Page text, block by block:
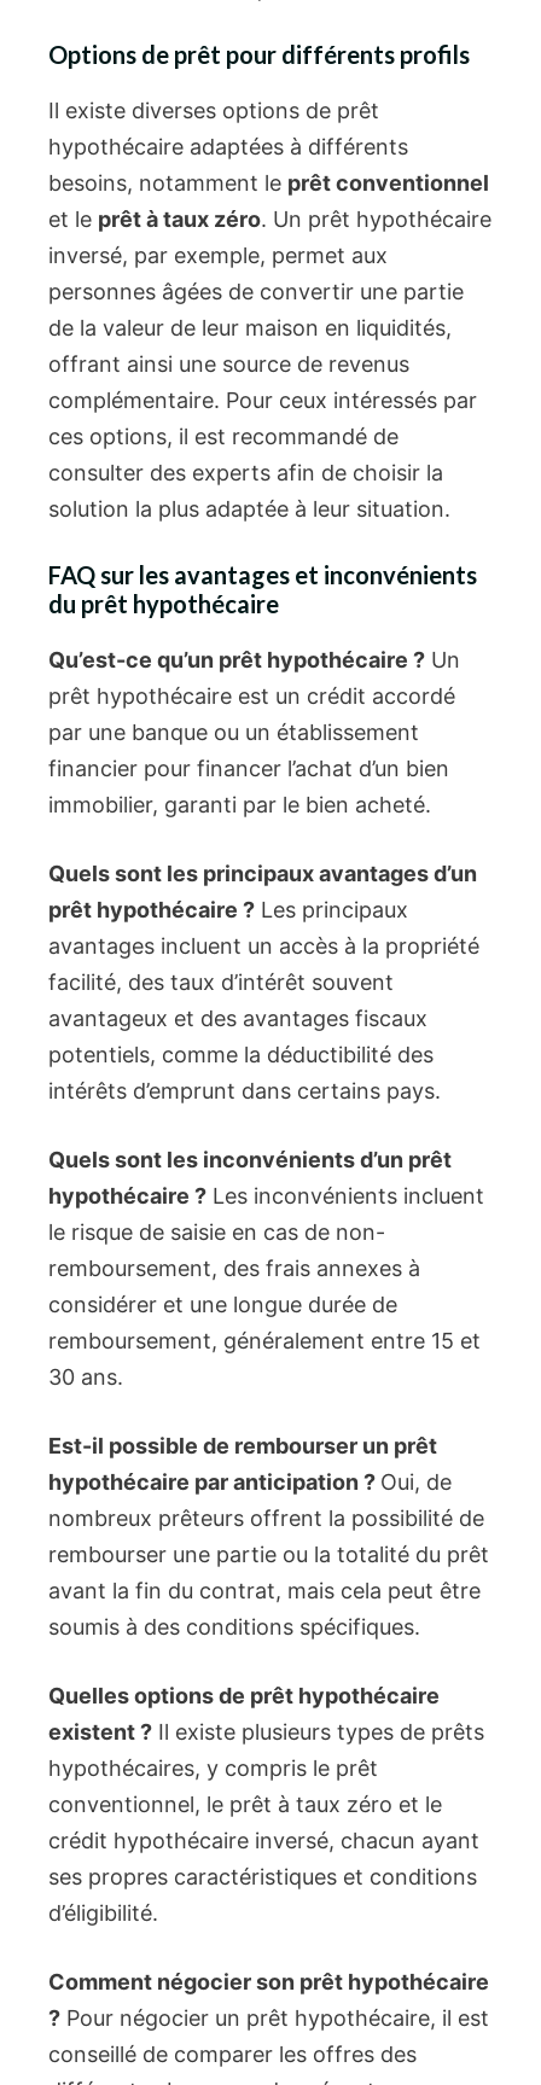
Options de prêt pour différents profils
Il existe diverses options de prêt
hypothécaire adaptées à différents
besoins, notamment le prêt conventionnel
et le prêt à taux zéro. Un prêt hypothécaire
inversé, par exemple, permet aux
personnes âgées de convertir une partie
de la valeur de leur maison en liquidités,
offrant ainsi une source de revenus
complémentaire. Pour ceux intéressés par
ces options, il est recommandé de
consulter des experts afin de choisir la
solution la plus adaptée à leur situation.
FAQ sur les avantages et inconvénients
du prêt hypothécaire
Qu’est-ce qu’un prêt hypothécaire ? Un
prêt hypothécaire est un crédit accordé
par une banque ou un établissement
financier pour financer l’achat d’un bien
immobilier, garanti par le bien acheté.
Quels sont les principaux avantages d’un
prêt hypothécaire ? Les principaux
avantages incluent un accès à la propriété
facilité, des taux d’intérêt souvent
avantageux et des avantages fiscaux
potentiels, comme la déductibilité des
intérêts d’emprunt dans certains pays.
Quels sont les inconvénients d’un prêt
hypothécaire ? Les inconvénients incluent
le risque de saisie en cas de non-
remboursement, des frais annexes à
considérer et une longue durée de
remboursement, généralement entre 15 et
30 ans.
Est-il possible de rembourser un prêt
hypothécaire par anticipation ? Oui, de
nombreux prêteurs offrent la possibilité de
rembourser une partie ou la totalité du prêt
avant la fin du contrat, mais cela peut être
soumis à des conditions spécifiques.
Quelles options de prêt hypothécaire
existent ? Il existe plusieurs types de prêts
hypothécaires, y compris le prêt
conventionnel, le prêt à taux zéro et le
crédit hypothécaire inversé, chacun ayant
ses propres caractéristiques et conditions
d’éligibilité.
Comment négocier son prêt hypothécaire
? Pour négocier un prêt hypothécaire, il est
conseillé de comparer les offres des